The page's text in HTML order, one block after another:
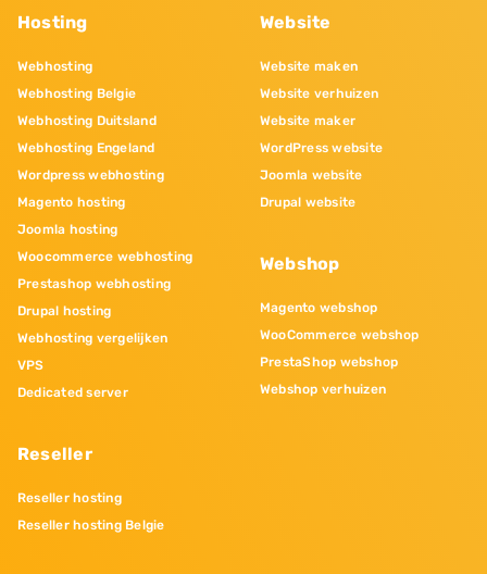
Hosting
Webhosting
Webhosting Belgie
Webhosting Duitsland
Webhosting Engeland
Wordpress webhosting
Magento hosting
Joomla hosting
Woocommerce webhosting
Prestashop webhosting
Drupal hosting
Webhosting vergelijken
VPS
Dedicated server
Reseller
Reseller hosting
Reseller hosting Belgie
Website
Website maken
Website verhuizen
Website maker
WordPress website
Joomla website
Drupal website
Webshop
Magento webshop
WooCommerce webshop
PrestaShop webshop
Webshop verhuizen